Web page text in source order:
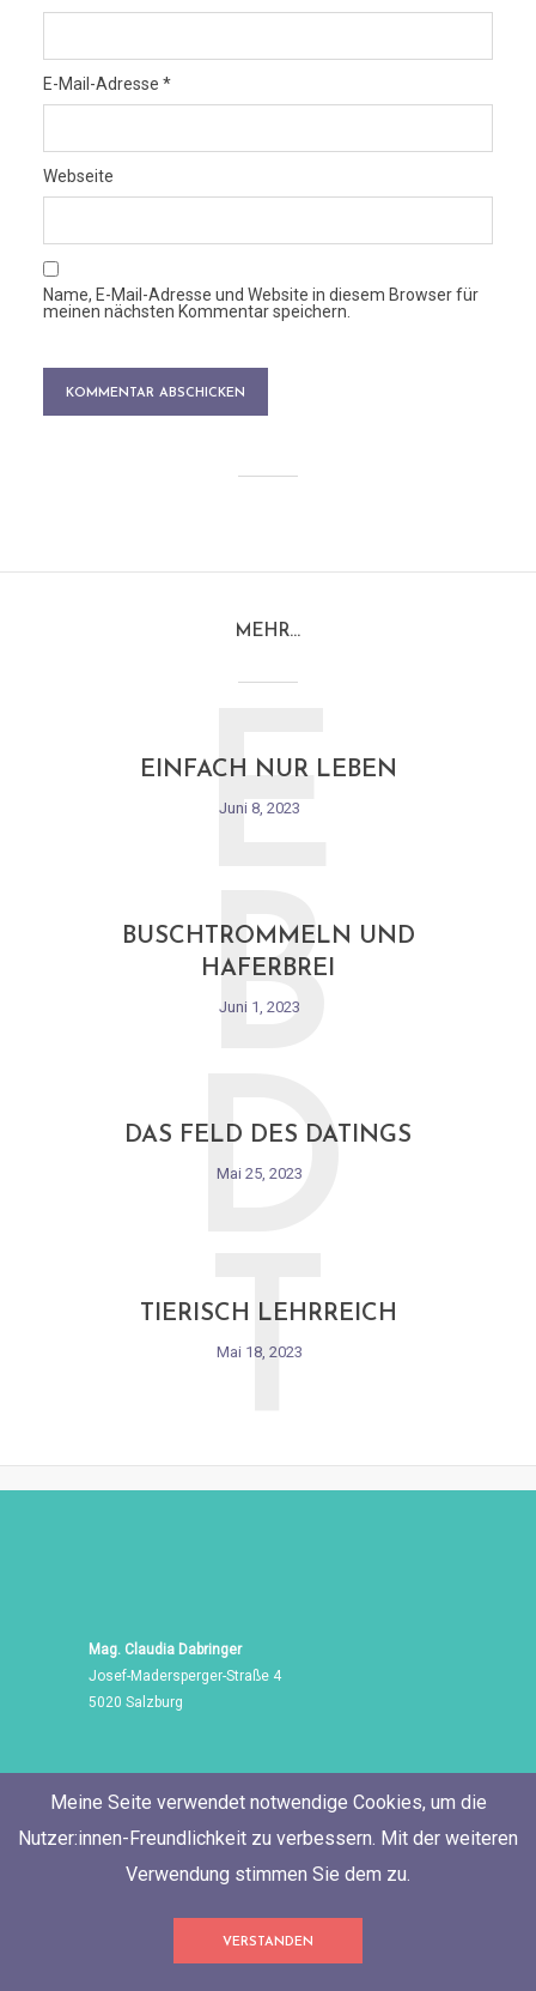
E-Mail-Adresse *
Webseite
Name, E-Mail-Adresse und Website in diesem Browser für
meinen nächsten Kommentar speichern.
MEHR…
EINFACH NUR LEBEN
Juni 8, 2023
E
BUSCHTROMMELN UND
HAFERBREI
Juni 1, 2023
B
DAS FELD DES DATINGS
Mai 25, 2023
D
TIERISCH LEHRREICH
Mai 18, 2023
T
Mag. Claudia Dabringer
Josef-Madersperger-Straße 4
5020 Salzburg
Tel./Fax: +43 662 455 471
Mobil: +43 676 60 514 06
Meine Seite verwendet notwendige Cookies, um die
Nutzer:innen-Freundlichkeit zu verbessern. Mit der weiteren
Verwendung stimmen Sie dem zu.
VERSTANDEN